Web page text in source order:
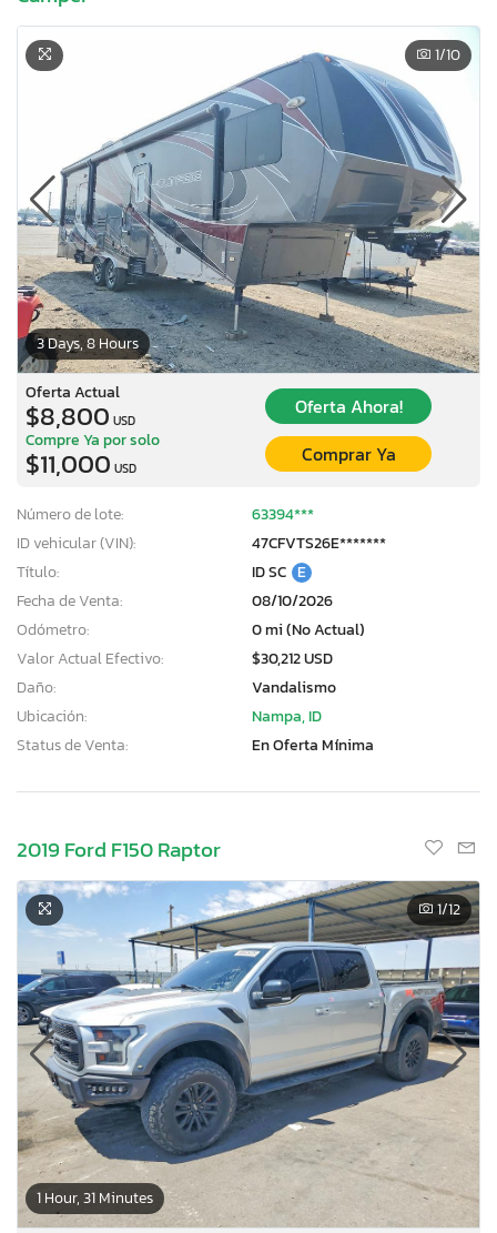
3 Days, 8 Hours
1/10
Oferta Actual
$8,800 USD
Oferta Ahora!
Compre Ya por solo
$11,000 USD
Comprar Ya
Número de lote:
63394***
ID vehicular (VIN):
47CFVTS26E*******
Título:
ID SC E
Fecha de Venta:
08/10/2026
Odómetro:
0 mi (No Actual)
Valor Actual Efectivo:
$30,212 USD
Daño:
Vandalismo
Ubicación:
Nampa, ID
Status de Venta:
En Oferta Mínima
2019 Ford F150 Raptor
1 Hour, 31 Minutes
1/12